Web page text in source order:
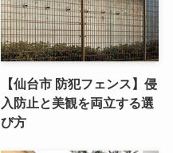
【仙台市 防犯フェンス】侵
入防止と美観を両立する選
び方